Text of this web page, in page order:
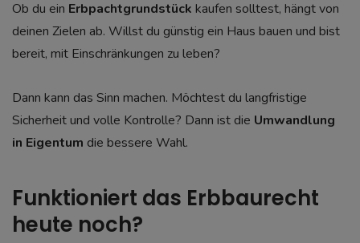
Ob du ein Erbpachtgrundstück kaufen solltest, hängt von
deinen Zielen ab. Willst du günstig ein Haus bauen und bist
bereit, mit Einschränkungen zu leben?
Dann kann das Sinn machen. Möchtest du langfristige
Sicherheit und volle Kontrolle? Dann ist die Umwandlung
in Eigentum die bessere Wahl.
Funktioniert das Erbbaurecht
heute noch?